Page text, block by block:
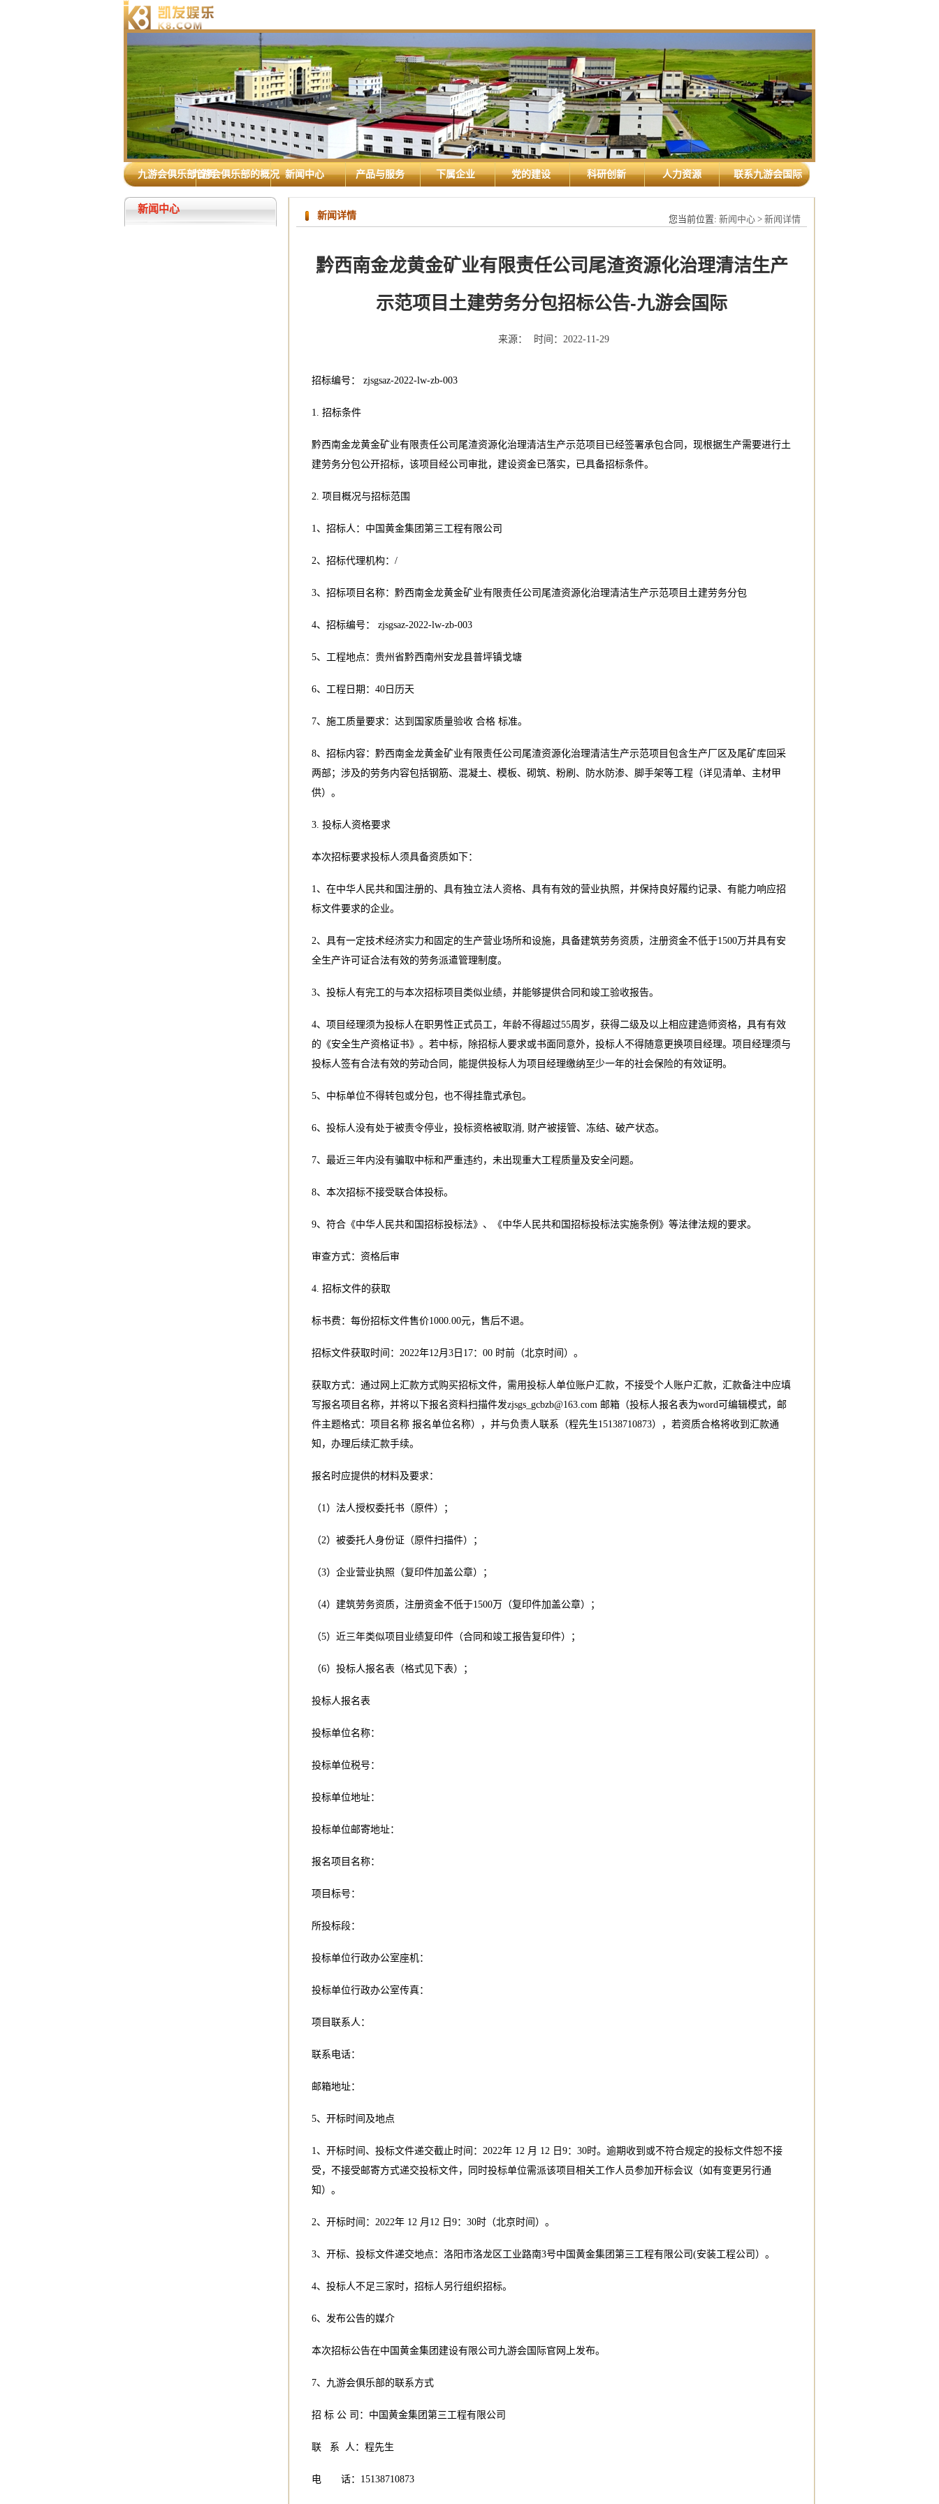
九游会俱乐部首页九游会俱乐部的概况 新闻中心 产品与服务 下属企业 党的建设 科研创新 人力资源 联系九游会国际
新闻中心
您当前位置: 新闻中心 > 新闻详情
新闻详情
黔西南金龙黄金矿业有限责任公司尾渣资源化治理清洁生产
示范项目土建劳务分包招标公告-九游会国际
来源： 时间： 2022-11-29
招标编号： zjsgsaz-2022-lw-zb-003
1. 招标条件
黔西南金龙黄金矿业有限责任公司尾渣资源化治理清洁生产示范项目已经签署承包合同，现根据生产需要进行土
建劳务分包公开招标，该项目经公司审批，建设资金已落实，已具备招标条件。
2. 项目概况与招标范围
1、招标人：中国黄金集团第三工程有限公司
2、招标代理机构：/
3、招标项目名称：黔西南金龙黄金矿业有限责任公司尾渣资源化治理清洁生产示范项目土建劳务分包
4、招标编号： zjsgsaz-2022-lw-zb-003
5、工程地点：贵州省黔西南州安龙县普坪镇戈塘
6、工程日期：40日历天
7、施工质量要求：达到国家质量验收 合格 标准。
8、招标内容：黔西南金龙黄金矿业有限责任公司尾渣资源化治理清洁生产示范项目包含生产厂区及尾矿库回采
两部；涉及的劳务内容包括钢筋、混凝土、模板、砌筑、粉刷、防水防渗、脚手架等工程（详见清单、主材甲
供）。
3. 投标人资格要求
本次招标要求投标人须具备资质如下：
1、在中华人民共和国注册的、具有独立法人资格、具有有效的营业执照，并保持良好履约记录、有能力响应招
标文件要求的企业。
2、具有一定技术经济实力和固定的生产营业场所和设施，具备建筑劳务资质，注册资金不低于1500万并具有安
全生产许可证合法有效的劳务派遣管理制度。
3、投标人有完工的与本次招标项目类似业绩，并能够提供合同和竣工验收报告。
4、项目经理须为投标人在职男性正式员工，年龄不得超过55周岁，获得二级及以上相应建造师资格，具有有效
的《安全生产资格证书》。若中标，除招标人要求或书面同意外，投标人不得随意更换项目经理。项目经理须与
投标人签有合法有效的劳动合同，能提供投标人为项目经理缴纳至少一年的社会保险的有效证明。
5、中标单位不得转包或分包，也不得挂靠式承包。
6、投标人没有处于被责令停业，投标资格被取消, 财产被接管、冻结、破产状态。
7、最近三年内没有骗取中标和严重违约，未出现重大工程质量及安全问题。
8、本次招标不接受联合体投标。
9、符合《中华人民共和国招标投标法》、《中华人民共和国招标投标法实施条例》等法律法规的要求。
审查方式：资格后审
4. 招标文件的获取
标书费：每份招标文件售价1000.00元，售后不退。
招标文件获取时间：2022年12月3日17：00 时前（北京时间）。
获取方式：通过网上汇款方式购买招标文件，需用投标人单位账户汇款，不接受个人账户汇款，汇款备注中应填
写报名项目名称，并将以下报名资料扫描件发zjsgs_gcbzb@163.com邮箱（投标人报名表为word可编辑模式，邮
件主题格式：项目名称 报名单位名称），并与负责人联系（程先生15138710873），若资质合格将收到汇款通
知，办理后续汇款手续。
报名时应提供的材料及要求：
（1）法人授权委托书（原件）；
（2）被委托人身份证（原件扫描件）；
（3）企业营业执照（复印件加盖公章）；
（4）建筑劳务资质，注册资金不低于1500万（复印件加盖公章）；
（5）近三年类似项目业绩复印件（合同和竣工报告复印件）；
（6）投标人报名表（格式见下表）；
投标人报名表
投标单位名称：
投标单位税号：
投标单位地址：
投标单位邮寄地址：
报名项目名称：
项目标号：
所投标段：
投标单位行政办公室座机：
投标单位行政办公室传真：
项目联系人：
联系电话：
邮箱地址：
5、开标时间及地点
1、开标时间、投标文件递交截止时间：2022年 12 月 12 日9：30时。逾期收到或不符合规定的投标文件恕不接
受，不接受邮寄方式递交投标文件，同时投标单位需派该项目相关工作人员参加开标会议（如有变更另行通
知）。
2、开标时间：2022年 12 月12 日9：30时（北京时间）。
3、开标、投标文件递交地点：洛阳市洛龙区工业路南3号中国黄金集团第三工程有限公司(安装工程公司）。
4、投标人不足三家时，招标人另行组织招标。
6、发布公告的媒介
本次招标公告在中国黄金集团建设有限公司九游会国际官网上发布。
7、九游会俱乐部的联系方式
招 标 公 司：中国黄金集团第三工程有限公司
联 系 人：程先生
电 话：15138710873